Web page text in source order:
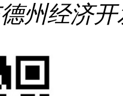
州经济